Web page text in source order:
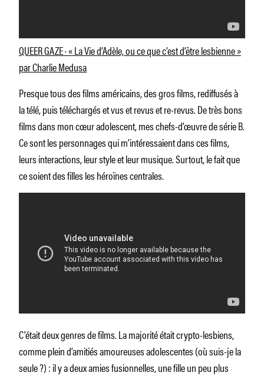
QUEER GAZE · « La Vie d’Adèle, ou ce que c’est d’être lesbienne »
par Charlie Medusa
Presque tous des films américains, des gros films, rediffusés à
la télé, puis téléchargés et vus et revus et re-revus. De très bons
films dans mon cœur adolescent, mes chefs-d’œuvre de série B.
Ce sont les personnages qui m’intéressaient dans ces films,
leurs interactions, leur style et leur musique. Surtout, le fait que
ce soient des filles les héroïnes centrales.
C’était deux genres de films. La majorité était crypto-lesbiens,
comme plein d’amitiés amoureuses adolescentes (où suis-je la
seule ?) : il y a deux amies fusionnelles, une fille un peu plus